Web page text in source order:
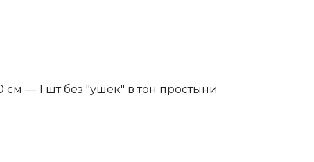
— 1 шт без "ушек" в тон простыни